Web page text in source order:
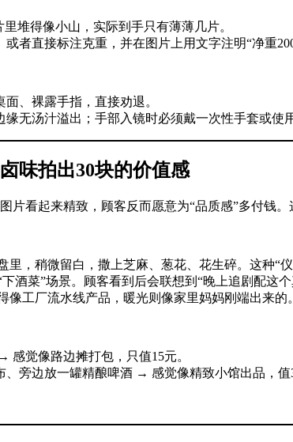
堆得像小山，实际到手只有薄薄几片。
者直接标注克重，并在图片上用文字注明“净重
、裸露手指，直接劝退。
无汤汁溢出；手部入镜时必须戴一次性手套或使
味拍出30块的价值感
看起来精致，顾客反而愿意为“品质感”多付钱。
，稍微留白，撒上芝麻、葱花、花生碎。这种“仪
酒菜”场景。顾客看到后会联想到“晚上追剧配这个
工厂流水线产品，暖光则像家里妈妈刚端出来的。
觉像路边摊打包，只值15元。
旁边放一罐精酿啤酒 → 感觉像精致小馆出品，值